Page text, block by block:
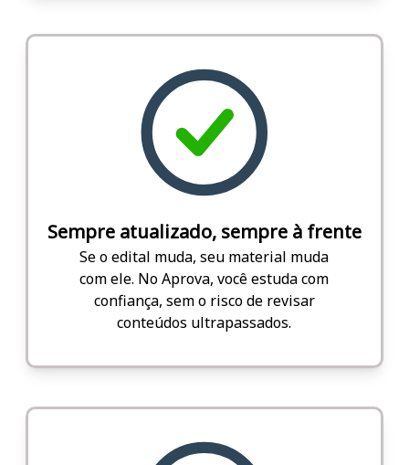
Sempre atualizado, sempre à frente
Se o edital muda, seu material muda
com ele. No Aprova, você estuda com
confiança, sem o risco de revisar
conteúdos ultrapassados.